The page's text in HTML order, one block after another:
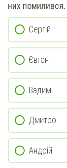
них
Сергій
Євген
Вадим
Дмитро
Андрій